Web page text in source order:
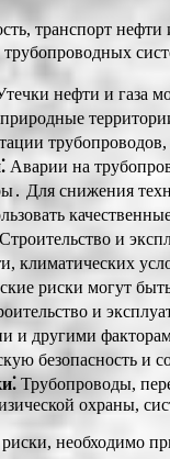
транспорт
нефти и газа
Аварии на
Для снижения
Строительство и
климатических
риски могут
и
и другими
безопасность и
Трубопроводы,
охраны,
необходимо